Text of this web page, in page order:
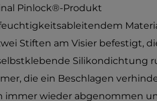
Pinlock®-Produkt
Stiften am Visier befestigt,
Silikondichtung
die ein Beschlagen
immer wieder abgenommen